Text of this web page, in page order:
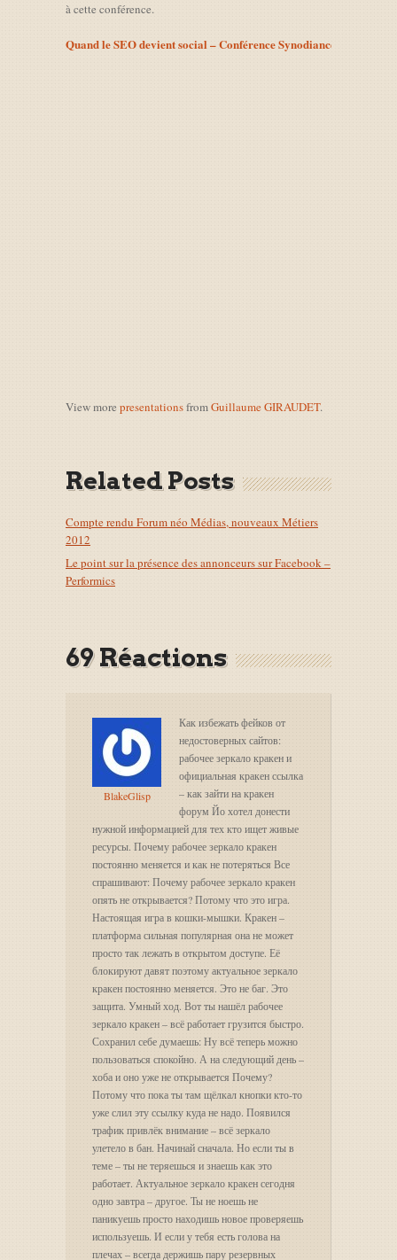
à cette conférence.
Quand le SEO devient social – Conférence Synodiance / EBG
View more presentationsfromGuillaume GIRAUDET.
Related Posts
Compte rendu Forum néo Médias, nouveaux Métiers
2012
Le point sur la présence des annonceurs sur Facebook –
Performics
69 Réactions
BlakeGlisp
Как избежать фейков от
недостоверных сайтов:
рабочее зеркало кракен и
официальная кракен ссылка
– как зайти на кракен
форум Йо хотел донести
нужной информацией для тех кто ищет живые
ресурсы. Почему рабочее зеркало кракен
постоянно меняется и как не потеряться Все
спрашивают: Почему рабочее зеркало кракен
опять не открывается? Потому что это игра.
Настоящая игра в кошки-мышки. Кракен –
платформа сильная популярная она не может
просто так лежать в открытом доступе. Её
блокируют давят поэтому актуальное зеркало
кракен постоянно меняется. Это не баг. Это
защита. Умный ход. Вот ты нашёл рабочее
зеркало кракен – всё работает грузится быстро.
Сохранил себе думаешь: Ну всё теперь можно
пользоваться спокойно. А на следующий день –
хоба и оно уже не открывается Почему?
Потому что пока ты там щёлкал кнопки кто-то
уже слил эту ссылку куда не надо. Появился
трафик привлёк внимание – всё зеркало
улетело в бан. Начинай сначала. Но если ты в
теме – ты не теряешься и знаешь как это
работает. Актуальное зеркало кракен сегодня
одно завтра – другое. Ты не ноешь не
паникуешь просто находишь новое проверяешь
используешь. И если у тебя есть голова на
плечах – всегда держишь пару резервных